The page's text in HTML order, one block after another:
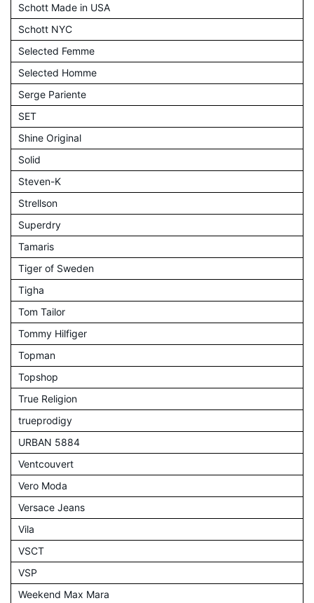
Schott Made in USA
Schott NYC
Selected Femme
Selected Homme
Serge Pariente
SET
Shine Original
Solid
Steven-K
Strellson
Superdry
Tamaris
Tiger of Sweden
Tigha
Tom Tailor
Tommy Hilfiger
Topman
Topshop
True Religion
trueprodigy
URBAN 5884
Ventcouvert
Vero Moda
Versace Jeans
Vila
VSCT
VSP
Weekend Max Mara